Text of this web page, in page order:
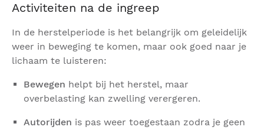
Activiteiten na de ingreep
In de herstelperiode is het belangrijk om geleidelijk
weer in beweging te komen, maar ook goed naar je
lichaam te luisteren:
Bewegen helpt bij het herstel, maar
overbelasting kan zwelling verergeren.
Autorijden is pas weer toegestaan zodra je geen